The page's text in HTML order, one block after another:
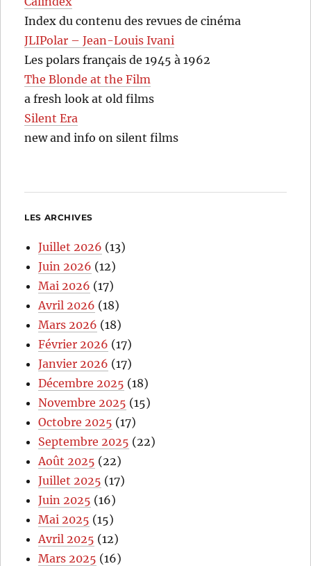
Index du contenu des revues de cinéma
JLIPolar – Jean-Louis Ivani
Les polars français de 1945 à 1962
The Blonde at the Film
a fresh look at old films
Silent Era
new and info on silent films
LES ARCHIVES
Juillet 2026 (13)
Juin 2026 (12)
Mai 2026 (17)
Avril 2026 (18)
Mars 2026 (18)
Février 2026 (17)
Janvier 2026 (17)
Décembre 2025 (18)
Novembre 2025 (15)
Octobre 2025 (17)
Septembre 2025 (22)
Août 2025 (22)
Juillet 2025 (17)
Juin 2025 (16)
Mai 2025 (15)
Avril 2025 (12)
Mars 2025 (16)